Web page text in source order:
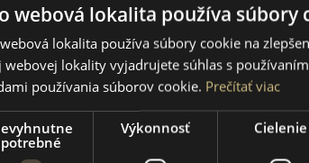
webová lokalita používa súbory
lokalita používa súbory cookie na
webovej lokality vyjadrujete súhlas s
používania súborov cookie. Prečítať viac
potrebné
Výkonnosť Cielenie